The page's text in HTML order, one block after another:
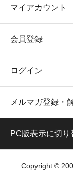
マイアカウント
会員登録
ログイン
メルマガ登録・
PC版表示に切り
Copyright ©